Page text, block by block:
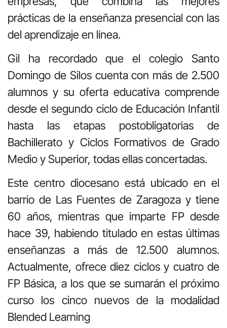
prácticas de la enseñanza presencial con las
del aprendizaje en línea.
Gil ha recordado que el colegio Santo
Domingo de Silos cuenta con más de 2.500
alumnos y su oferta educativa comprende
desde el segundo ciclo de Educación Infantil
hasta las etapas postobligatorias de
Bachillerato y Ciclos Formativos de Grado
Medio y Superior, todas ellas concertadas.
Este centro diocesano está ubicado en el
barrio de Las Fuentes de Zaragoza y tiene
60 años, mientras que imparte FP desde
hace 39, habiendo titulado en estas últimas
enseñanzas a más de 12.500 alumnos.
Actualmente, ofrece diez ciclos y cuatro de
FP Básica, a los que se sumarán el próximo
curso los cinco nuevos de la modalidad
Blended Learning